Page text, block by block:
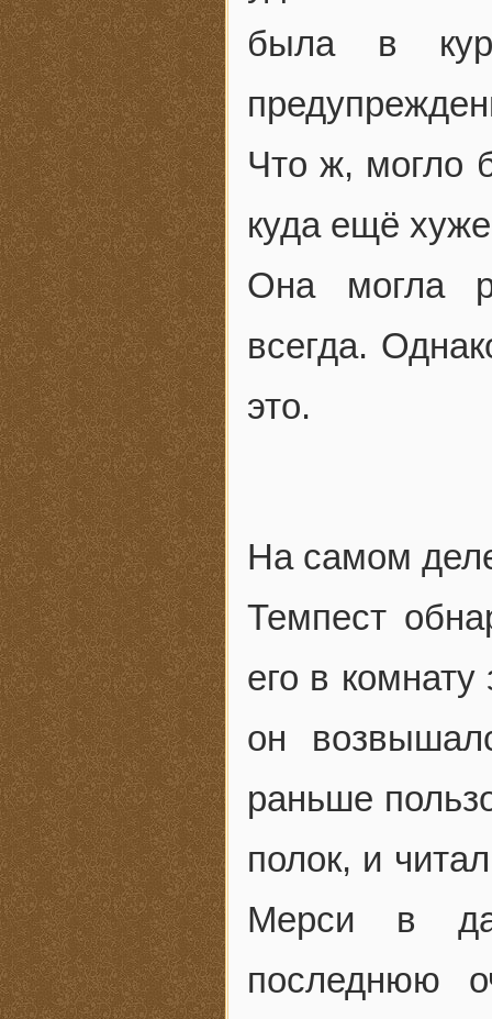
была в
Что ж, могло
куда ещё
Она могла
всегда.
это.
На самом
Темпест
его в
он
раньше
полок, и
Мерси в
последнюю